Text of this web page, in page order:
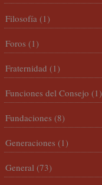
Filosofía (1)
Foros (1)
Fraternidad (1)
Funciones del Consejo (1)
Fundaciones (8)
Generaciones (1)
General (73)